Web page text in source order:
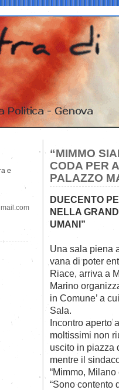
“MIMMO
CODA PER
PALAZZO
DUECENTO
NELLA
UMANI”
Una sala piena
vana di poter
Riace, arriva a
Marino
in Comune’ a
Sala.
Incontro aperto
moltissimi non
uscito in piazza
mentre il
“Mimmo, Milano
“Sono contento
e